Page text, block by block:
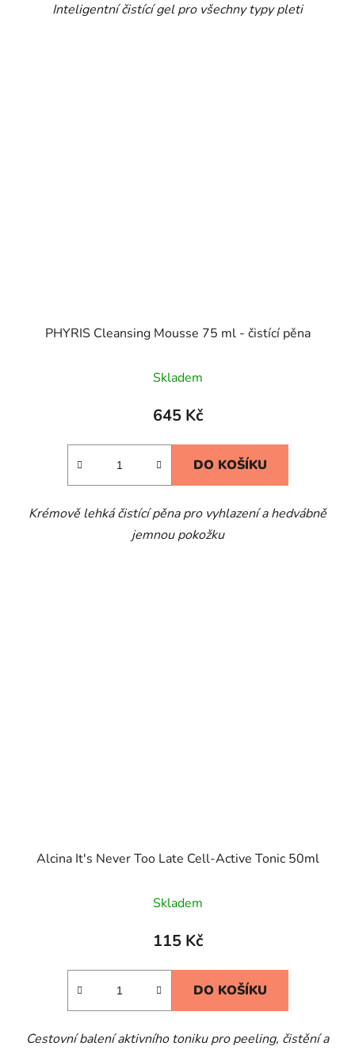
Inteligentní čistící gel pro všechny typy pleti
PHYRIS Cleansing Mousse 75 ml - čistící pěna
Skladem
645 Kč
DO KOŠÍKU
Krémově lehká čistící pěna pro vyhlazení a hedvábně
jemnou pokožku
Alcina It's Never Too Late Cell-Active Tonic 50ml
Skladem
115 Kč
DO KOŠÍKU
Cestovní balení aktivního toniku pro peeling, čistění a